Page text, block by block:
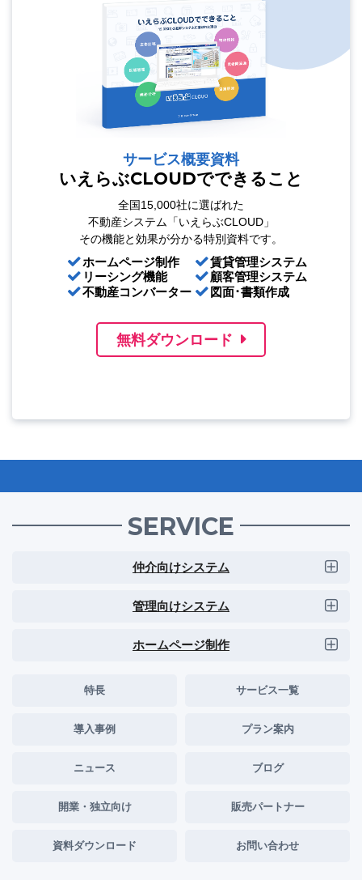
サービス概要資料
いえらぶCLOUDでできること
全国15,000社に選ばれた
不動産システム「いえらぶCLOUD」
その機能と効果が分かる特別資料です。
ホームページ制作
リーシング機能
不動産コンバーター
賃貸管理システム
顧客管理システム
図面･書類作成
無料ダウンロード
SERVICE
仲介向けシステム
管理向けシステム
ホームページ制作
特長 サービス一覧
導入事例 プラン案内
ニュース ブログ
開業・独立向け 販売パートナー
資料ダウンロード お問い合わせ